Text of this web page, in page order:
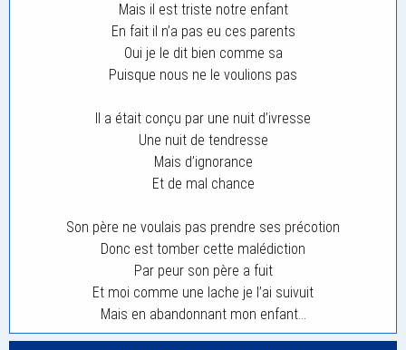
Mais il est triste notre enfant
En fait il n’a pas eu ces parents
Oui je le dit bien comme sa
Puisque nous ne le voulions pas
Il a était conçu par une nuit d’ivresse
Une nuit de tendresse
Mais d’ignorance
Et de mal chance
Son père ne voulais pas prendre ses précotion
Donc est tomber cette malédiction
Par peur son père a fuit
Et moi comme une lache je l’ai suivuit
Mais en abandonnant mon enfant…